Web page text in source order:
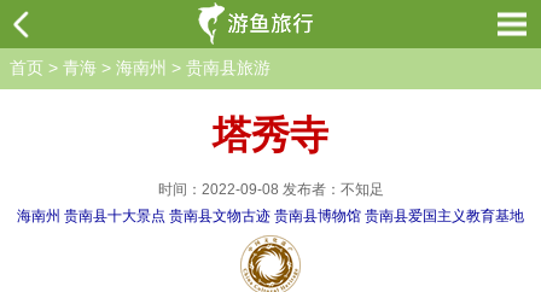
首页 > 青海 > 海南州 > 贵南县旅游
塔秀寺
时间：2022-09-08 发布者：不知足
海南州 贵南县十大景点 贵南县文物古迹 贵南县博物馆 贵南县爱国主义教育基地